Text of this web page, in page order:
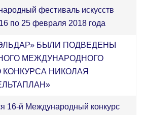
фестиваль искусств
по 25 февраля 2018 года
БЫЛИ ПОДВЕДЕНЫ
МЕЖДУНАРОДНОГО
НИКОЛАЯ
16-й Международный конкурс